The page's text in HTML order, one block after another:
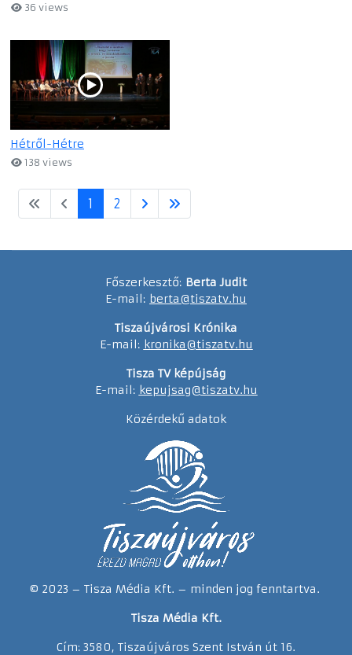
36 views
Hétről-Hétre
138 views
1 2
Főszerkesztő: Berta Judit
E-mail: berta@tiszatv.hu
Tiszaújvárosi Krónika
E-mail: kronika@tiszatv.hu
Tisza TV képújság
E-mail: kepujsag@tiszatv.hu
Közérdekű adatok
© 2023 – Tisza Média Kft. – minden jog fenntartva.
Tisza Média Kft.
Cím: 3580, Tiszaújváros Szent István út 16.